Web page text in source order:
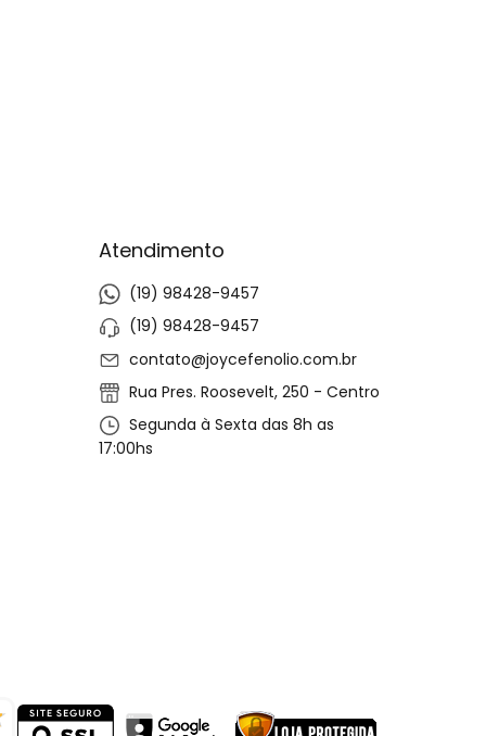
Atendimento
(19) 98428-9457
(19) 98428-9457
contato@joycefenolio.com.br
Rua Pres. Roosevelt, 250 - Centro
Segunda à Sexta das 8h as
17:00hs